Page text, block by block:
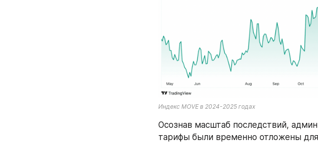
Индекс MOVE в 2024-2025 годах
Осознав масштаб последствий,
тарифы были временно отложены